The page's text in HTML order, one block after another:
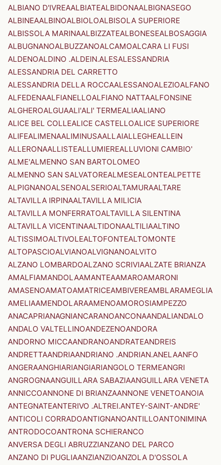
ALBIANO D'IVREAALBIATEALBIDONAALBIGNASEGO
ALBINEAALBINOALBIOLOALBISOLA SUPERIORE
ALBISSOLA MARINAALBIZZATEALBONESEALBOSAGGIA
ALBUGNANOALBUZZANOALCAMOALCARA LI FUSI
ALDENOALDINO .ALDEIN.ALESALESSANDRIA
ALESSANDRIA DEL CARRETTO
ALESSANDRIA DELLA ROCCAALESSANOALEZIOALFANO
ALFEDENAALFIANELLOALFIANO NATTAALFONSINE
ALGHEROALGUAALI'ALI' TERMEALIAALIANO
ALICE BEL COLLEALICE CASTELLOALICE SUPERIORE
ALIFEALIMENAALIMINUSAALLAIALLEGHEALLEIN
ALLERONAALLISTEALLUMIEREALLUVIONI CAMBIO'
ALME'ALMENNO SAN BARTOLOMEO
ALMENNO SAN SALVATOREALMESEALONTEALPETTE
ALPIGNANOALSENOALSERIOALTAMURAALTARE
ALTAVILLA IRPINAALTAVILLA MILICIA
ALTAVILLA MONFERRATOALTAVILLA SILENTINA
ALTAVILLA VICENTINAALTIDONAALTILIAALTINO
ALTISSIMOALTIVOLEALTOFONTEALTOMONTE
ALTOPASCIOALVIANOALVIGNANOALVITO
ALZANO LOMBARDOALZANO SCRIVIAALZATE BRIANZA
AMALFIAMANDOLAAMANTEAAMAROAMARONI
AMASENOAMATOAMATRICEAMBIVEREAMBLARAMEGLIA
AMELIAAMENDOLARAAMENOAMOROSIAMPEZZO
ANACAPRIANAGNIANCARANOANCONAANDALIANDALO
ANDALO VALTELLINOANDEZENOANDORA
ANDORNO MICCAANDRANOANDRATEANDREIS
ANDRETTAANDRIAANDRIANO .ANDRIAN.ANELAANFO
ANGERAANGHIARIANGIARIANGOLO TERMEANGRI
ANGROGNAANGUILLARA SABAZIAANGUILLARA VENETA
ANNICCOANNONE DI BRIANZAANNONE VENETOANOIA
ANTEGNATEANTERIVO .ALTREI.ANTEY-SAINT-ANDRE'
ANTICOLI CORRADOANTIGNANOANTILLOANTONIMINA
ANTRODOCOANTRONA SCHIERANCO
ANVERSA DEGLI ABRUZZIANZANO DEL PARCO
ANZANO DI PUGLIAANZIANZIOANZOLA D'OSSOLA